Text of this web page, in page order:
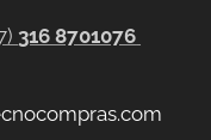
316 8701076